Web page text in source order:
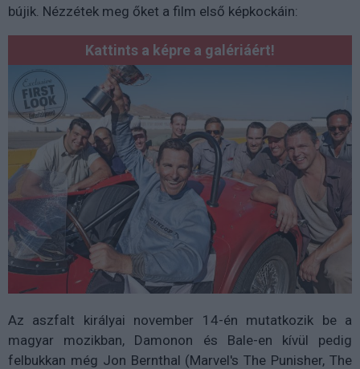
bújik. Nézzétek meg őket a film első képkockáin:
Kattints a képre a galériáért!
Az aszfalt királyai november 14-én mutatkozik be a
magyar mozikban, Damonon és Bale-en kívül pedig
felbukkan még Jon Bernthal (Marvel's The Punisher, The